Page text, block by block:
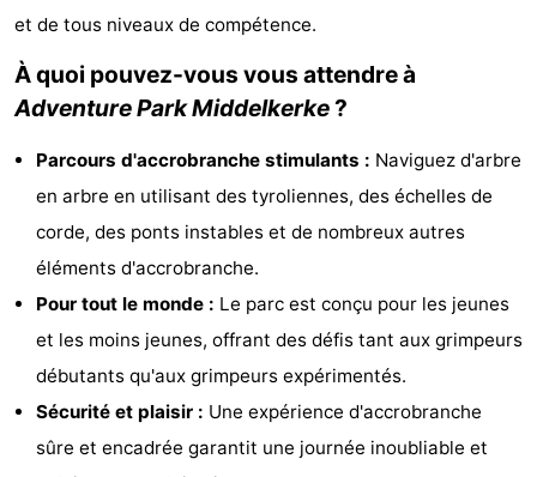
Voir
et
Lieux
Musées
Églises
et de tous niveaux de compétence.
À quoi pouvez-vous vous attendre à
Adventure ParkMiddelkerke?
Parcours d'accrobranche stimulants : Naviguez d'arbre
en arbre en utilisant des tyroliennes, des échelles de
corde, des ponts instables et de nombreux autres
éléments d'accrobranche.
Pour tout le monde : Le parc est conçu pour les jeunes
et les moins jeunes, offrant des défis tant aux grimpeurs
débutants qu'aux grimpeurs expérimentés.
Sécurité et plaisir : Une expérience d'accrobranche
sûre et encadrée garantit une journée inoubliable et